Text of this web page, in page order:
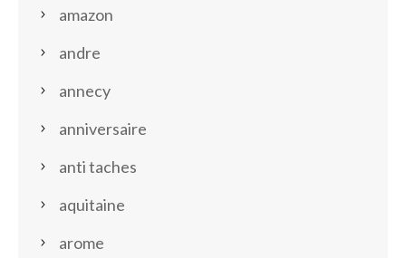
amazon
andre
annecy
anniversaire
anti taches
aquitaine
arome